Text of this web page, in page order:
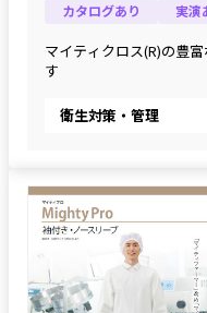
カタログあり 実演
マイティクロス(R)の豊
す
衛生対策・管理